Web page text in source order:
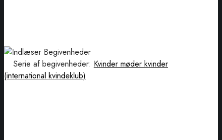
Serie af begivenheder: Kvinder møder kvinder
(international kvindeklub)